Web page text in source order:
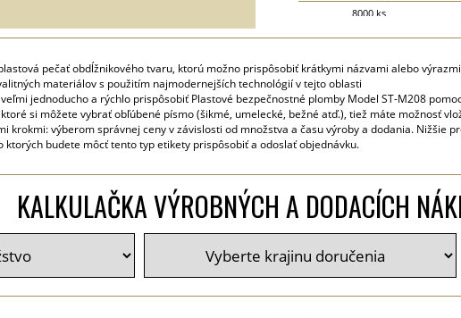
8000 ks
15000 ks
20000 ks
pečať obdĺžnikového tvaru, ktorú možno prispôsobiť krátkymi názvami alebo
materiálov s použitím najmodernejších technológií v tejto oblasti
jednoducho a rýchlo prispôsobiť Plastové bezpečnostné plomby Model ST-M208
si môžete vybrať obľúbené písmo (šikmé, umelecké, bežné atď.), tiež máte možnosť
krokmi: výberom správnej ceny v závislosti od množstva a času výroby a dodania. Nižšie
ktorých budete môcť tento typ etikety prispôsobiť a odoslať objednávku.
KALKULAČKA VÝROBNÝCH A DODACÍCH